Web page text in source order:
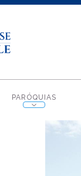
PARÓQUIAS